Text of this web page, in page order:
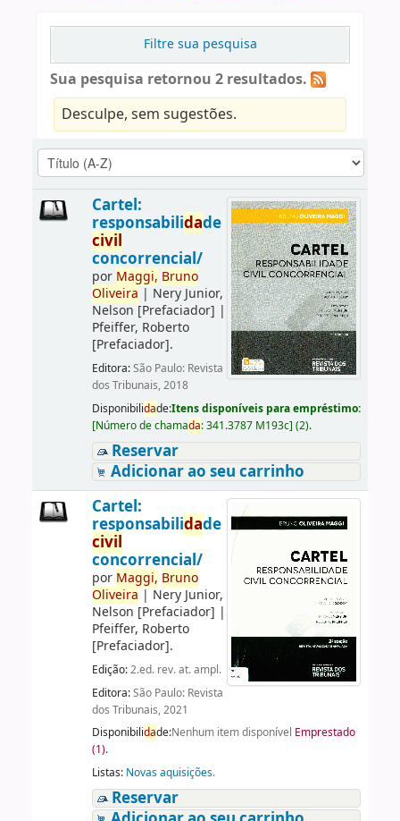
Filtre sua pesquisa
Sua pesquisa retornou 2 resultados.
Desculpe, sem sugestões.
Cartel:
responsabilidade
civil
concorrencial/
por Maggi, Bruno
Oliveira | Nery Junior,
Nelson [Prefaciador] |
Pfeiffer, Roberto
[Prefaciador].
Editora:São Paulo: Revista
dos Tribunais, 2018
Disponibilidade:Itens disponíveis para empréstimo:
[Número de chamada:341.3787 M193c] (2).
Reservar
Adicionar ao seu carrinho
Cartel:
responsabilidade
civil
concorrencial/
por Maggi, Bruno
Oliveira | Nery Junior,
Nelson [Prefaciador] |
Pfeiffer, Roberto
[Prefaciador].
Edição:2.ed. rev. at. ampl.
Editora:São Paulo: Revista
dos Tribunais, 2021
Disponibilidade:Nenhum item disponível Emprestado
(1).
Listas: Novas aquisições.
Reservar